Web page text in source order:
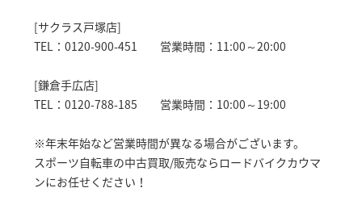
[サクラス戸塚店]
TEL：0120-900-451 営業時間：11:00～20:00
[鎌倉手広店]
TEL：0120-788-185 営業時間：10:00～19:00
※年末年始など営業時間が異なる場合がございます。
スポーツ自転車の中古買取/販売ならロードバイクカウマ
ンにお任せください！